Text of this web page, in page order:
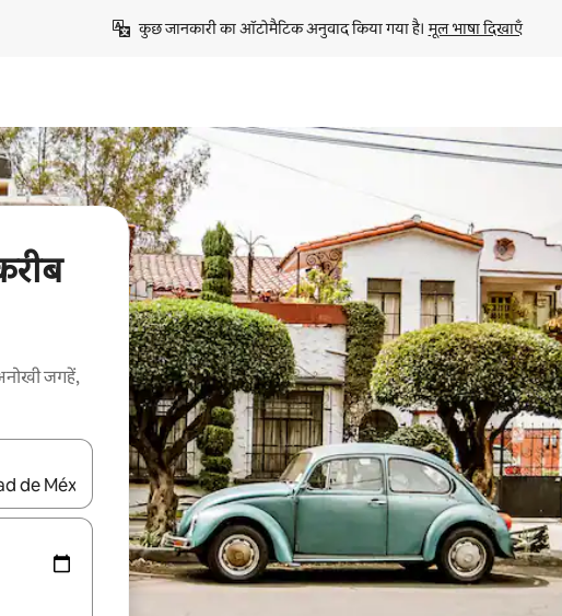
कुछ जानकारी का ऑटोमैटिक अनुवाद किया गया है। मूल भाषा दिखाएँ
जगहें,
इस्तेमाल करके नेविगेट करें या टच या फिर स्वाइप जेस्चर का इस्तेमाल करके एक्सप्लोर करें।